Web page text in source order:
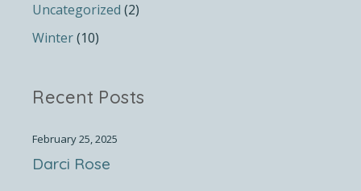
Uncategorized (2)
Winter(10)
Recent Posts
Darci Rose
February 25, 2025